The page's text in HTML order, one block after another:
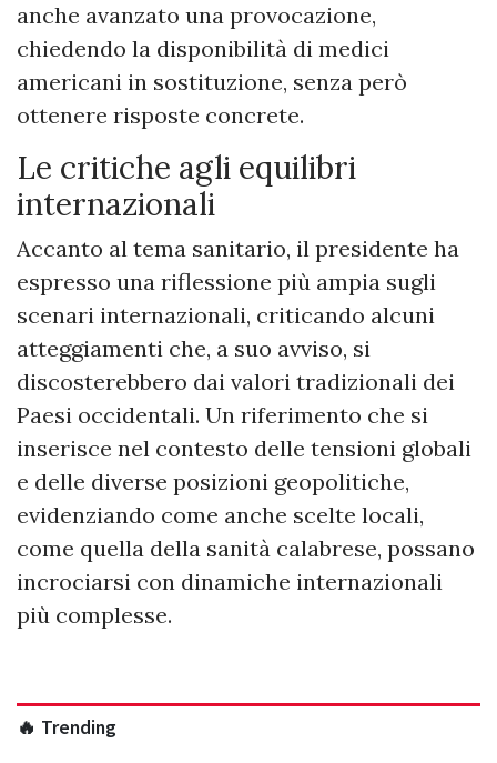
anche avanzato una provocazione,
chiedendo la disponibilità di medici
americani in sostituzione, senza però
ottenere risposte concrete.
Le critiche agli equilibri
internazionali
Accanto al tema sanitario, il presidente ha
espresso una riflessione più ampia sugli
scenari internazionali, criticando alcuni
atteggiamenti che, a suo avviso, si
discosterebbero dai valori tradizionali dei
Paesi occidentali. Un riferimento che si
inserisce nel contesto delle tensioni globali
e delle diverse posizioni geopolitiche,
evidenziando come anche scelte locali,
come quella della sanità calabrese, possano
incrociarsi con dinamiche internazionali
più complesse.
🔥 Trending